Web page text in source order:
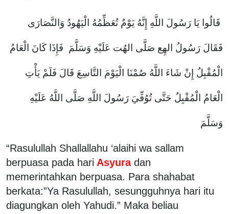
قَالُوا يَا رَسُولَ اللَّهِ إِنَّهُ يَوْمٌ تُعَظِّمُهُ الْيَهُودُ وَالنَّصَارَى
فَقَالَ رَسُولُ الهِع صَلَّى الهُت عَلَيْهِ وَسَلَّمَ فَإِذَا كَانَ الْعَامُ
الْمُقْبِلُ إِنْ شَاءَ اللَّهُ صُمْنَا الْيَوْمَ التَّاسِعَ قَالَ فَلَمْ يَأْتِ
الْعَامُ الْمُقْبِلُ حَتَّى تُوُفِّيَ رَسُولَ اللَّهِ صَلَّى اللَّهُ عَلَيْهِ
وَسَلَّمَ
“Rasulullah Shallallahu ‘alaihi wa sallam
berpuasa pada hari Asyura dan
memerintahkan berpuasa. Para shahabat
berkata:”Ya Rasulullah, sesungguhnya hari itu
diagungkan oleh Yahudi.” Maka beliau